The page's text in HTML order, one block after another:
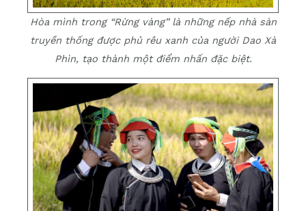
Hòa mình trong “Rừng vàng” là những nếp nhà sàn
truyền thống được phủ rêu xanh của người Dao Xà
Phìn, tạo thành một điểm nhấn đặc biệt.